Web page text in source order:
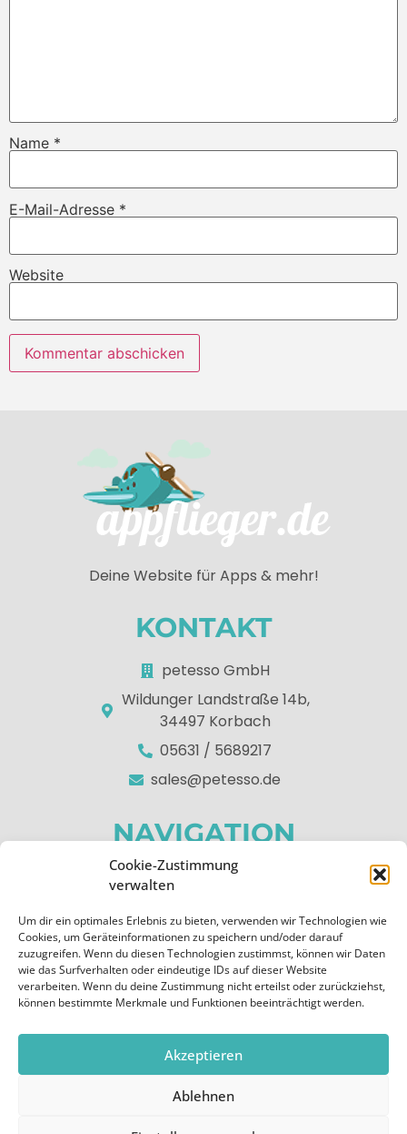
Cookie-Zustimmung
verwalten
Um dir ein optimales Erlebnis zu bieten, verwenden wir Technologien wie
Cookies, um Geräteinformationen zu speichern und/oder darauf
zuzugreifen. Wenn du diesen Technologien zustimmst, können wir Daten
wie das Surfverhalten oder eindeutige IDs auf dieser Website
verarbeiten. Wenn du deine Zustimmung nicht erteilst oder zurückziehst,
können bestimmte Merkmale und Funktionen beeinträchtigt werden.
Akzeptieren
Ablehnen
Name *
E-Mail-Adresse *
Website
Deine Website für Apps & mehr!
KONTAKT
petesso GmbH
Wildunger Landstraße 14b,
34497 Korbach
05631 / 5689217
sales@petesso.de
NAVIGATION
Home
Apps
Kontakt
RECHTLICHES
Impressum